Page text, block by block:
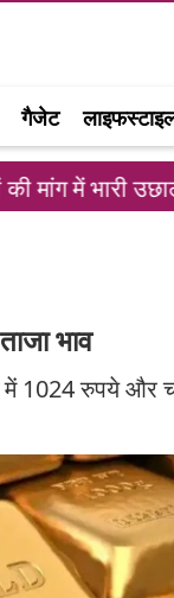
गैजेट
उछाल
भाव
में 1024 रुपये और